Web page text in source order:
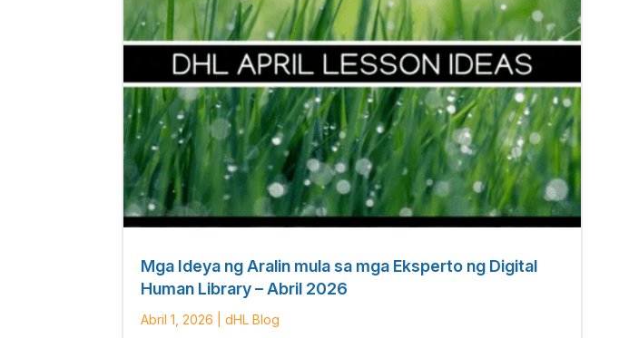
Mga Ideya ng Aralin mula sa mga Eksperto ng Digital
Human Library – Abril 2026
Abril 1, 2026 |dHL Blog